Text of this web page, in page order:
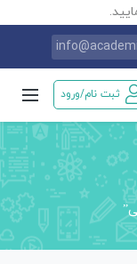
ثبت نام/ورود